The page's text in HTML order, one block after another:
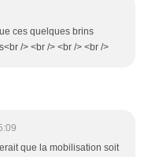
ces quelques brins
/> <br /> <br /> <br />
que la mobilisation soit